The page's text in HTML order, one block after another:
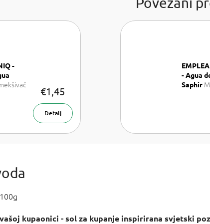
-
€1,45
Detalj
- Agua
Saphir
kupaonici - sol za kupanje inspirirana svjetski